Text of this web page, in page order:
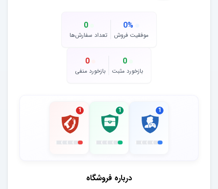
0%
موفقیت فروش
0
تعداد سفارش‌ها
0
بازخورد مثبت
0
بازخورد منفی
1
1
1
درباره فروشگاه